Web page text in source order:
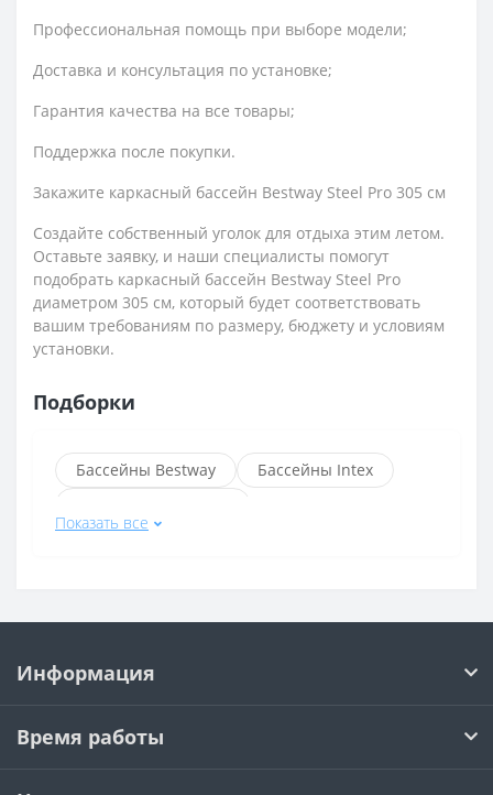
Профессиональная помощь при выборе модели;
Доставка и консультация по установке;
Гарантия качества на все товары;
Поддержка после покупки.
Закажите каркасный бассейн Bestway Steel Pro 305 см
Создайте собственный уголок для отдыха этим летом.
Оставьте заявку, и наши специалисты помогут
подобрать каркасный бассейн Bestway Steel Pro
диаметром 305 см, который будет соответствовать
вашим требованиям по размеру, бюджету и условиям
установки.
Подборки
Бассейны Bestway
Бассейны Intex
Бассейны Bestway диаметр 305 см
Прямоугольные бассейны Bestway
Показать все
Информация
Время работы